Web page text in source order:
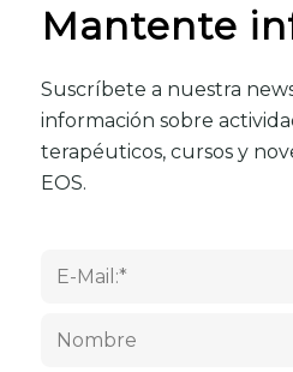
Mantente
Suscríbete a nuestra
información sobre
terapéuticos, cursos y
EOS.